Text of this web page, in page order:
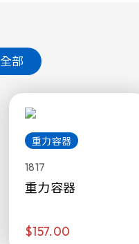
全部
重力容器
1817
重力容器
$157.00